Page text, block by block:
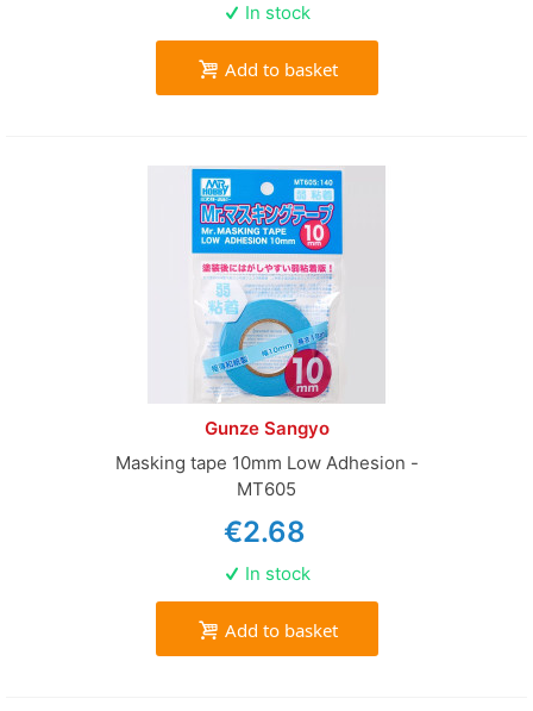
In stock
Add to basket
Gunze Sangyo
Masking tape 10mm Low Adhesion -
MT605
€2.68
In stock
Add to basket